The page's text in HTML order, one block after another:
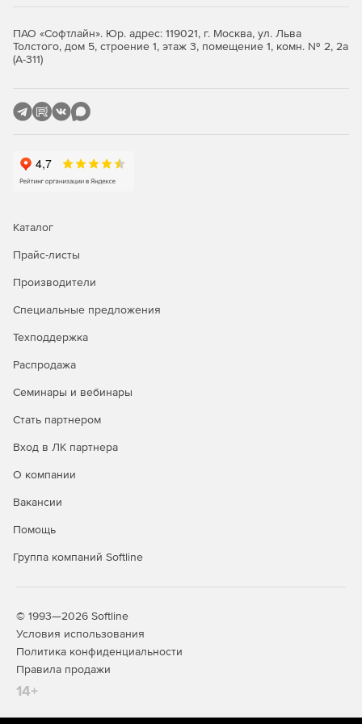
автотранспортных предприятий. Предусмотрена
работа только в автономном режиме.
точильно-шлифовальных станков.
определения отходов ТЭС, ТЭЦ, промышленных и
отопительных котельных.
древесных отходов. Работает только в автономном
ПАО «Софтлайн». Юр. адрес: 119021, г. Москва, ул. Льва
Толстого, дом 5, строение 1, этаж 3, помещение 1, комн. № 2, 2а
(А-311)
Каталог
Прайс-листы
Производители
Специальные предложения
Техподдержка
Распродажа
Семинары и вебинары
Стать партнером
Вход в ЛК партнера
О компании
Вакансии
Помощь
Группа компаний Softline
© 1993—2026 Softline
Условия использования
Политика конфиденциальности
Правила продажи
14+